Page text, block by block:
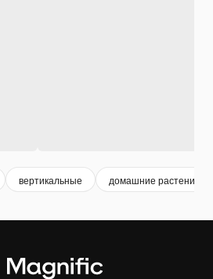
вертикальные домашние растения